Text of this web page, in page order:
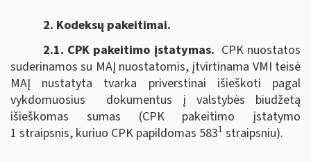
2. Kodeksų pakeitimai.
2.1. CPK pakeitimo įstatymas. CPK nuostatos
suderinamos su MAĮ nuostatomis, įtvirtinama VMI teisė
MAĮ nustatyta tvarka priverstinai išieškoti pagal
vykdomuosius dokumentus į valstybės biudžetą
išieškomas sumas (CPK pakeitimo įstatymo
1 straipsnis, kuriuo CPK papildomas 5831 straipsniu).